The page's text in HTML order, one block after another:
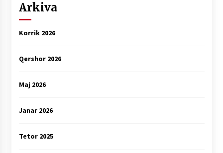
Arkiva
Korrik 2026
Qershor 2026
Maj 2026
Janar 2026
Tetor 2025